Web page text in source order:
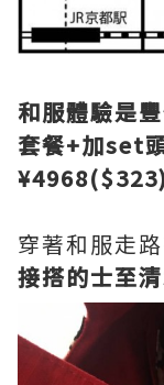
和服體驗是
套餐+加set
穿著和服走
接搭的士至